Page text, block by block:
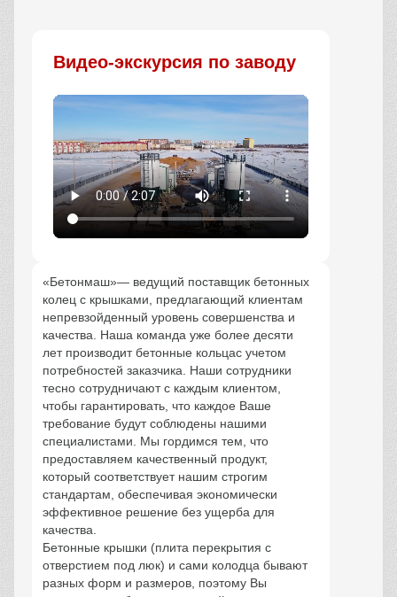
Видео-экскурсия по заводу
«Бетонмаш»— ведущий поставщик бетонных
колец с крышками, предлагающий клиентам
непревзойденный уровень совершенства и
качества. Наша команда уже более десяти
лет производит бетонные кольцас учетом
потребностей заказчика. Наши сотрудники
тесно сотрудничают с каждым клиентом,
чтобы гарантировать, что каждое Ваше
требование будут соблюдены нашими
специалистами. Мы гордимся тем, что
предоставляем качественный продукт,
который соответствует нашим строгим
стандартам, обеспечивая экономически
эффективное решение без ущерба для
качества.
Бетонные крышки (плита перекрытия с
отверстием под люк) и сами колодца бывают
разных форм и размеров, поэтому Вы